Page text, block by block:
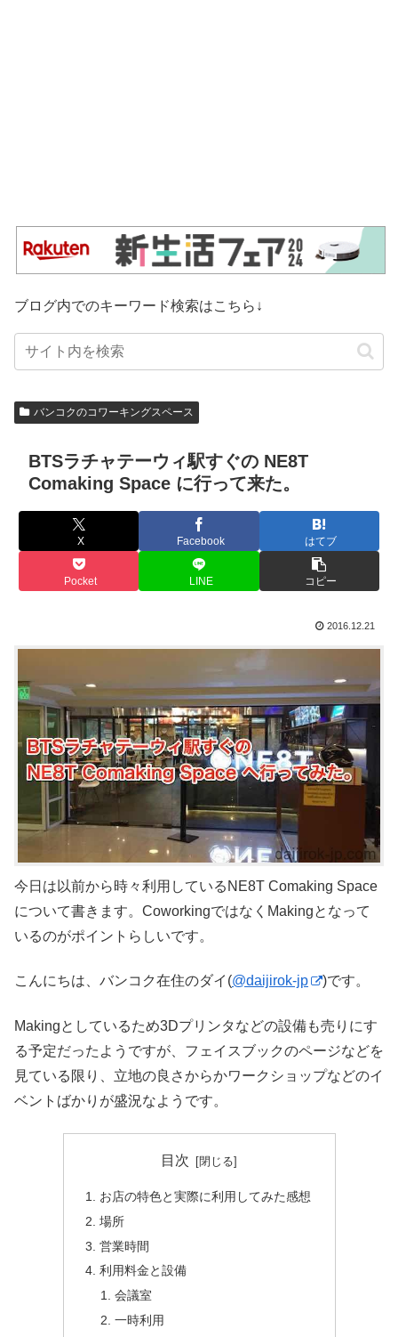
ブログ内でのキーワード検索はこちら↓
バンコクのコワーキングスペース
BTSラチャテーウィ駅すぐの NE8T
Comaking Space に行って来た。
X Facebook はてブ
Pocket LINE コピー
2016.12.21
今日は以前から時々利用しているNE8T Comaking Space
について書きます。CoworkingではなくMakingとなって
いるのがポイントらしいです。
こんにちは、バンコク在住のダイ(@daijirok-jp )です。
Makingとしているため3Dプリンタなどの設備も売りにす
る予定だったようですが、フェイスブックのページなどを
見ている限り、立地の良さからかワークショップなどのイ
ベントばかりが盛況なようです。
目次
お店の特色と実際に利用してみた感想
場所
営業時間
利用料金と設備
会議室
一時利用